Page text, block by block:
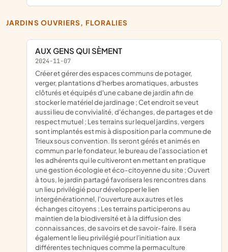
JARDINS OUVRIERS, FLORALIES
AUX GENS QUI SÈMENT
2024-11-07
créer et gérer des espaces communs de potager,
verger, plantations d'herbes aromatiques, arbustes
clôturés et équipés d'une cabane de jardin afin de
stocker le matériel de jardinage ; Cet endroit se veut
aussi lieu de convivialité, d'échanges, de partages et de
respect mutuel ; Les terrains sur lequel jardins, vergers
sont implantés est mis à disposition par la commune de
Trieux sous convention. Ils seront gérés et animés en
commun par le fondateur, le bureau de l'association et
les adhérents qui le cultiveront en mettant en pratique
une gestion écologie et éco-citoyenne du site ; Ouvert
à tous, le jardin partagé favorisera les rencontres dans
un lieu privilégié pour développer le lien
intergénérationnel, l'ouverture aux autres et les
échanges citoyens ; Les terrains participerons au
maintien de la biodiversité et à la diffusion des
connaissances, de savoirs et de savoir-faire. Il sera
également le lieu privilégié pour l'initiation aux
différentes techniques comme la permaculture